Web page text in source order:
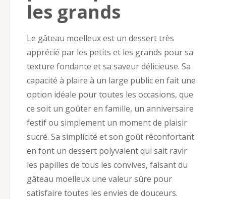
les grands
Le gâteau moelleux est un dessert très
apprécié par les petits et les grands pour sa
texture fondante et sa saveur délicieuse. Sa
capacité à plaire à un large public en fait une
option idéale pour toutes les occasions, que
ce soit un goûter en famille, un anniversaire
festif ou simplement un moment de plaisir
sucré. Sa simplicité et son goût réconfortant
en font un dessert polyvalent qui sait ravir
les papilles de tous les convives, faisant du
gâteau moelleux une valeur sûre pour
satisfaire toutes les envies de douceurs.